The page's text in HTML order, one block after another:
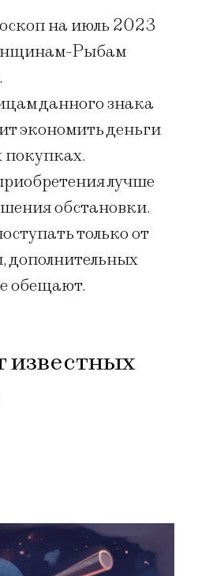
на июль 2023
Рыбам
данного знака
экономить деньги
лучше
обстановки.
только от
дополнительных
обещают.
известных